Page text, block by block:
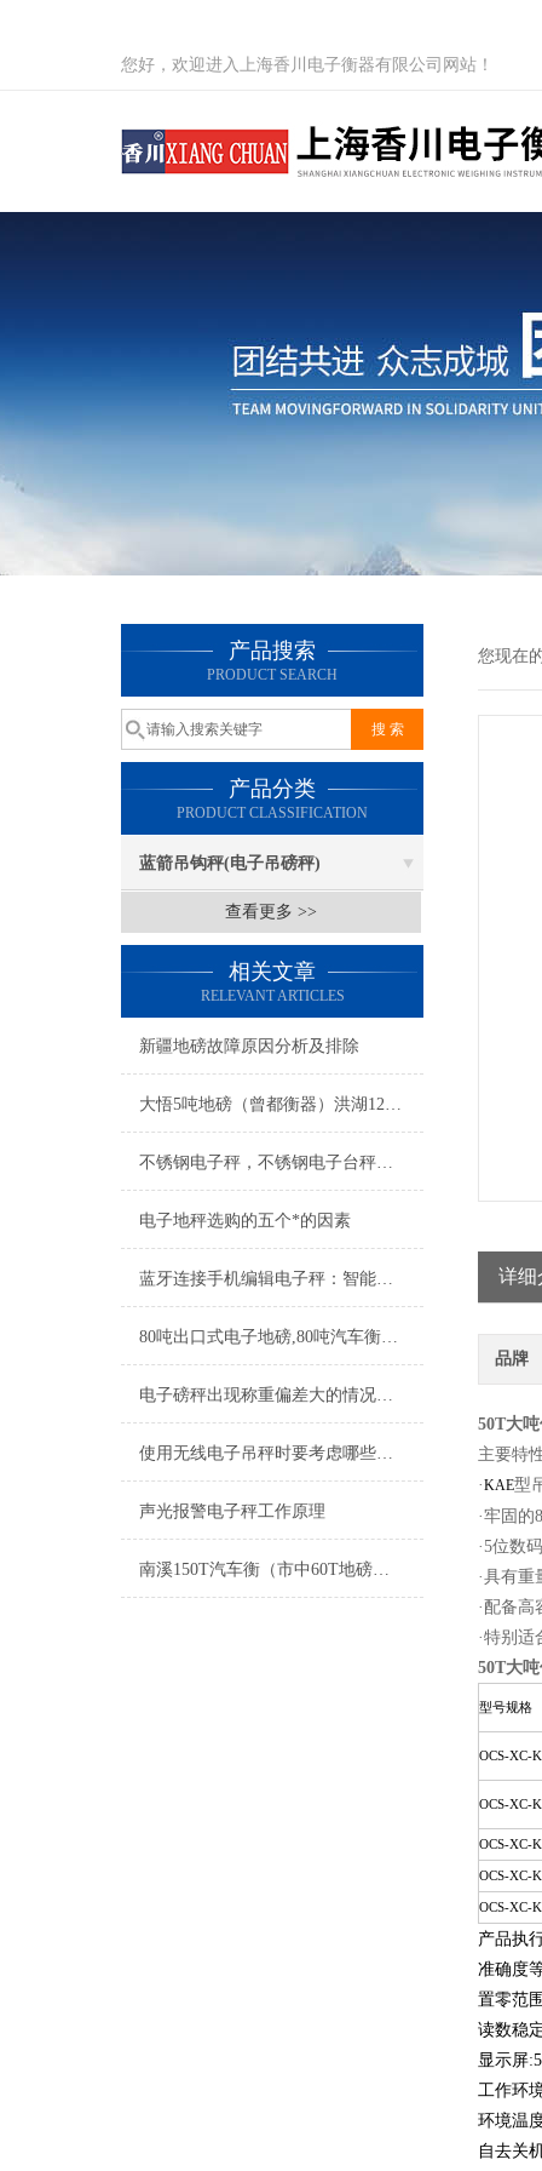
您好，欢迎进入上海香川电子衡器有限公司网站！
产品搜索
PRODUCT SEARCH
产品分类
PRODUCT CLASSIFICATION
蓝箭吊钩秤(电子吊磅秤)
查看更多 >>
相关文章
RELEVANT ARTICLES
新疆地磅故障原因分析及排除
大悟5吨地磅（曾都衡器）洪湖120T吊秤维修
不锈钢电子秤，不锈钢电子台秤功能特点
电子地秤选购的五个*的因素
蓝牙连接手机编辑电子秤：智能生活的新维度
80吨出口式电子地磅,80吨汽车衡出口到外蒙古
电子磅秤出现称重偏差大的情况如何应对
使用无线电子吊秤时要考虑哪些方面
声光报警电子秤工作原理
南溪150T汽车衡（市中60T地磅）西区电子吊秤（东兴30T吊秤维修
您现在
详细
品牌
50T大
主要特
·KAE型
·牢固的
·5位数
·具有
·配备高
·特别
50T大
型号规格
OCS-XC-
OCS-XC-
OCS-XC-
OCS-XC-
OCS-XC-
产品执
准确度
置零范
读数稳
显示屏:5
工作环
环境温
自去关